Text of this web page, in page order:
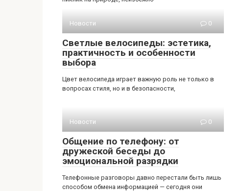
Новости 0
Светлые велосипеды: эстетика,
практичность и особенности
выбора
Цвет велосипеда играет важную роль не только в
вопросах стиля, но и в безопасности,
Новости 0
Общение по телефону: от
дружеской беседы до
эмоциональной разрядки
Телефонные разговоры давно перестали быть лишь
способом обмена информацией — сегодня они